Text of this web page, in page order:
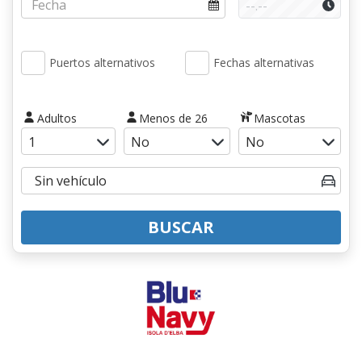
Puertos alternativos Fechas alternativas
Adultos Menos de 26 Mascotas
BUSCAR